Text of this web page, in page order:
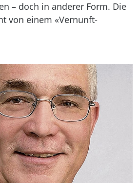
– doch in anderer Form. Die
von einem «Vernunft-